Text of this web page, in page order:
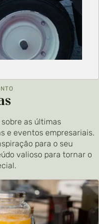
as últimas
e eventos empresariais.
para o seu
valioso para tornar o